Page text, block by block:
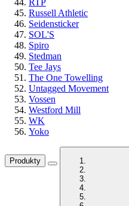
RTP
Russell Athletic
Seidensticker
SOL'S
Spiro
Stedman
Tee Jays
The One Towelling
Untagged Movement
Vossen
Westford Mill
WK
Yoko
Produkty